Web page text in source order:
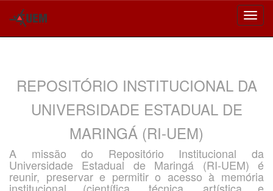
REPOSITÓRIO INSTITUCIONAL DA
UNIVERSIDADE ESTADUAL DE
MARINGÁ (RI-UEM)
A missão do Repositório Institucional da
Universidade Estadual de Maringá (RI-UEM) é
reunir, preservar e permitir o acesso à memória